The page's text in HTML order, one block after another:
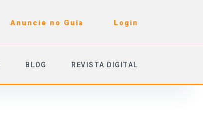
Anuncie no Guia Login
BLOG REVISTA DIGITAL